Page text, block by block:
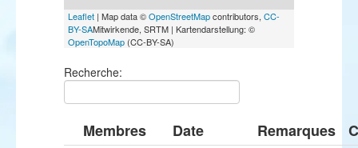
Leaflet | Map data ©OpenStreetMapcontributors, CC-
BY-SAMitwirkende, SRTM | Kartendarstellung: ©
OpenTopoMap (CC-BY-SA)
Recherche:
Membres Date Remarques